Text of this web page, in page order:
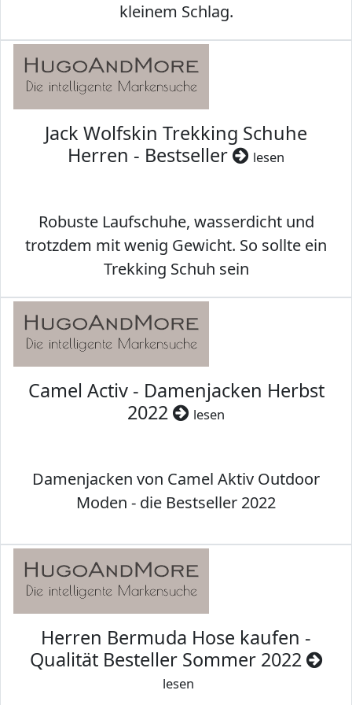
kleinem Schlag.
Jack Wolfskin Trekking Schuhe
Herren - Bestseller
lesen
Robuste Laufschuhe, wasserdicht und
trotzdem mit wenig Gewicht. So sollte ein
Trekking Schuh sein
Camel Activ - Damenjacken Herbst
2022
lesen
Damenjacken von Camel Aktiv Outdoor
Moden - die Bestseller 2022
Herren Bermuda Hose kaufen -
Qualität Besteller Sommer 2022
lesen